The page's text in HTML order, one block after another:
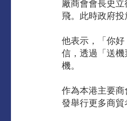
廠商會會長史
飛。此時政府
他表示，「你
信，透過「送
機。
作為本港主要
發舉行更多商